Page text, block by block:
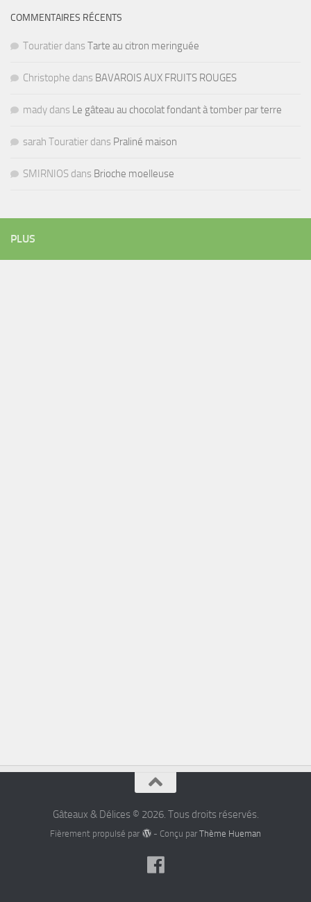
COMMENTAIRES RÉCENTS
Touratier dans Tarte au citron meringuée
Christophe dans BAVAROIS AUX FRUITS ROUGES
mady dans Le gâteau au chocolat fondant à tomber par terre
sarah Touratier dans Praliné maison
SMIRNIOS dans Brioche moelleuse
PLUS
Gâteaux & Délices © 2026. Tous droits réservés.
Fièrement propulsé par - Conçu par Thème Hueman